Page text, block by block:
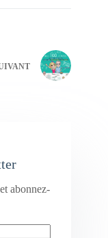
abonnez-